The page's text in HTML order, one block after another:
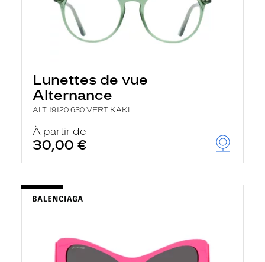
Lunettes de vue
Alternance
ALT 19120 630 VERT KAKI
À partir de
30,00 €